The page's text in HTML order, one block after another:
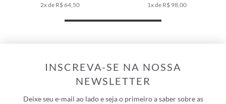
2x de R$ 64,50
1x de R$ 98,00
INSCREVA-SE NA NOSSA
NEWSLETTER
Deixe seu e-mail ao lado e seja o primeiro a saber sobre as